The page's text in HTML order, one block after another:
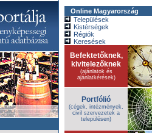
Online Magyarország
Települések
Kistérségek
Régiók
Keresések
Befektetőknek,
kivitelezőknek
(ajánlatok és
ajánlatkérések)
Portfólió
(cégek, intézmények,
civil szervezetek a
településen)